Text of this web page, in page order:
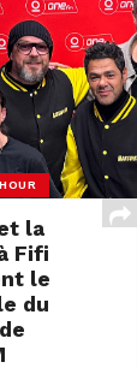
la
Fifi
le
du